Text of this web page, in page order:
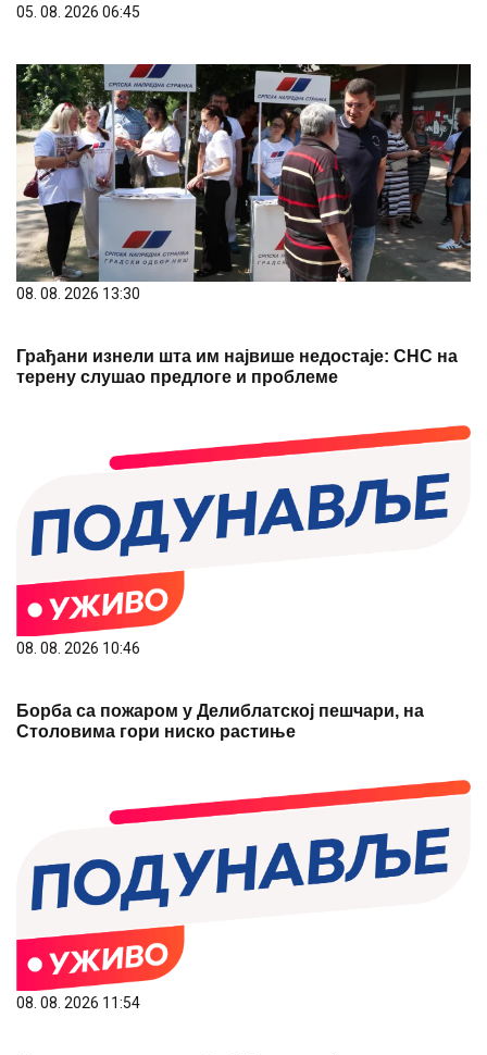
05. 08. 2026 06:45
08. 08. 2026 13:30
Грађани изнели шта им највише недостаје: СНС на
терену слушао предлоге и проблеме
08. 08. 2026 10:46
Борба са пожаром у Делиблатској пешчари, на
Столовима гори ниско растиње
08. 08. 2026 11:54